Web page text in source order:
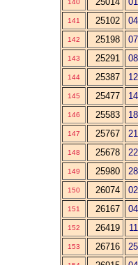
140
141 25102
142 25198
143 25291
144 25387
145 25477
146 25583
147 25767
148 25678
149 25980
150 26074
151 26167
152 26419
153 26716